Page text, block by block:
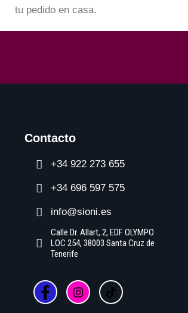
tu pedido en casa.
Contacto
+34 922 273 655
+34 696 597 575
info@sioni.es
Calle Dr. Allart, 2, EDF OLYMPO
LOC 254, 38003 Santa Cruz de
Tenerife